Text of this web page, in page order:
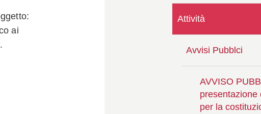
ai
Attività
Avvisi Pubblci
AVVISO
presentazione
per la